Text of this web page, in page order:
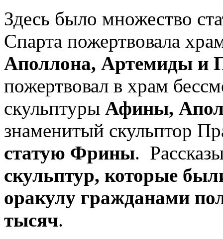
Здесь было множество
Спарта пожертвовала
Аполлона, Артемиды и
пожертвовал в храм
скульптуры Афины,
знаменитый скульптор
статую Фрины.
скульптур, которые
оракулу гражданами
тысяч.